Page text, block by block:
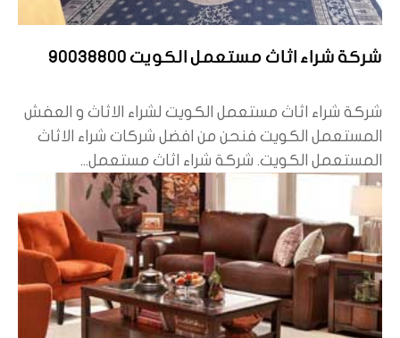
شركة شراء اثاث مستعمل الكويت 90038800
شركة شراء اثاث مستعمل الكويت لشراء الاثاث و العفش
المستعمل الكويت فنحن من افضل شركات شراء الاثاث
المستعمل الكويت. شركة شراء اثاث مستعمل...